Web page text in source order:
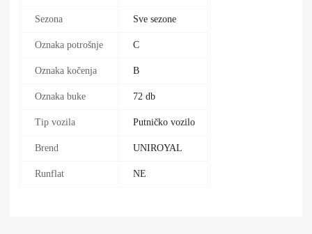
Sezona Sve sezone
Oznaka potrošnje C
Oznaka kočenja B
Oznaka buke 72 db
Tip vozila Putničko vozilo
Brend UNIROYAL
Runflat NE